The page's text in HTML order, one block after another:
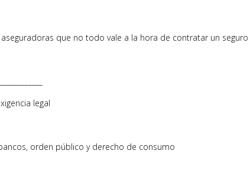
que no todo vale a la hora de contratar un seguro
legal
orden público y derecho de consumo